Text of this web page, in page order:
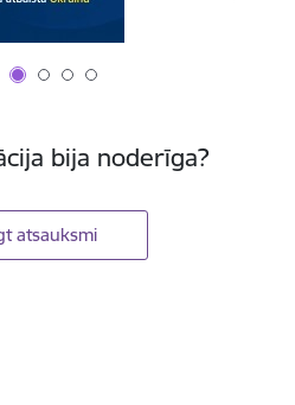
bija noderīga?
atsauksmi